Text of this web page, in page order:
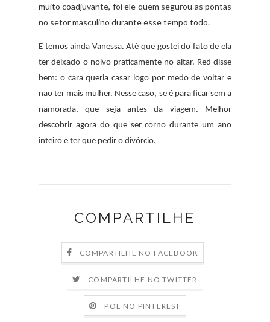
muito coadjuvante, foi ele quem segurou as pontas
no setor masculino durante esse tempo todo.
E temos ainda Vanessa. Até que gostei do fato de ela
ter deixado o noivo praticamente no altar. Red disse
bem: o cara queria casar logo por medo de voltar e
não ter mais mulher. Nesse caso, se é para ficar sem a
namorada, que seja antes da viagem. Melhor
descobrir agora do que ser corno durante um ano
inteiro e ter que pedir o divórcio.
COMPARTILHE
COMPARTILHE NO FACEBOOK
COMPARTILHE NO TWITTER
PÕE NO PINTEREST